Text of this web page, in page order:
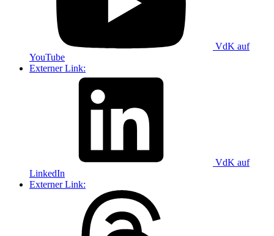
VdK auf
YouTube
Externer Link:
VdK auf
LinkedIn
Externer Link: